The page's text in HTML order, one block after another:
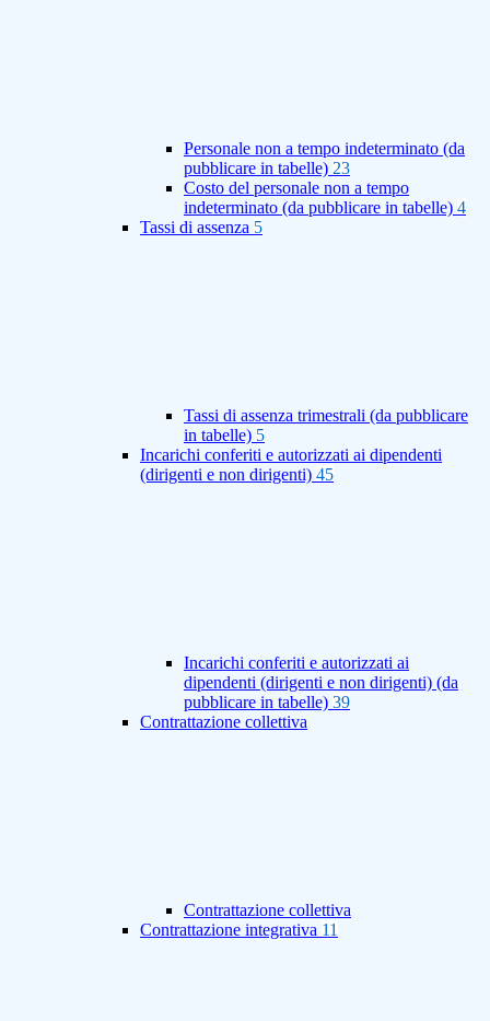
Personale non a tempo indeterminato (da
pubblicare in tabelle) 23
Costo del personale non a tempo
indeterminato (da pubblicare in tabelle) 4
Tassi di assenza 5
Tassi di assenza trimestrali (da pubblicare
in tabelle) 5
Incarichi conferiti e autorizzati ai dipendenti
(dirigenti e non dirigenti) 45
Incarichi conferiti e autorizzati ai
dipendenti (dirigenti e non dirigenti) (da
pubblicare in tabelle) 39
Contrattazione collettiva
Contrattazione collettiva
Contrattazione integrativa 11